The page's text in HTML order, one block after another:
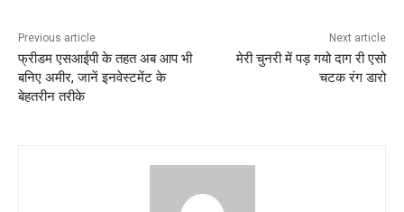
k
Previous article
फ्रीडम एसआईपी के तहत अब आप भी
बनिए अमीर, जानें इनवेस्टमेंट के
बेहतरीन तरीके
Next article
मेरी चुनरी में पड़ गयो दाग री एसो
चटक रंग डारो